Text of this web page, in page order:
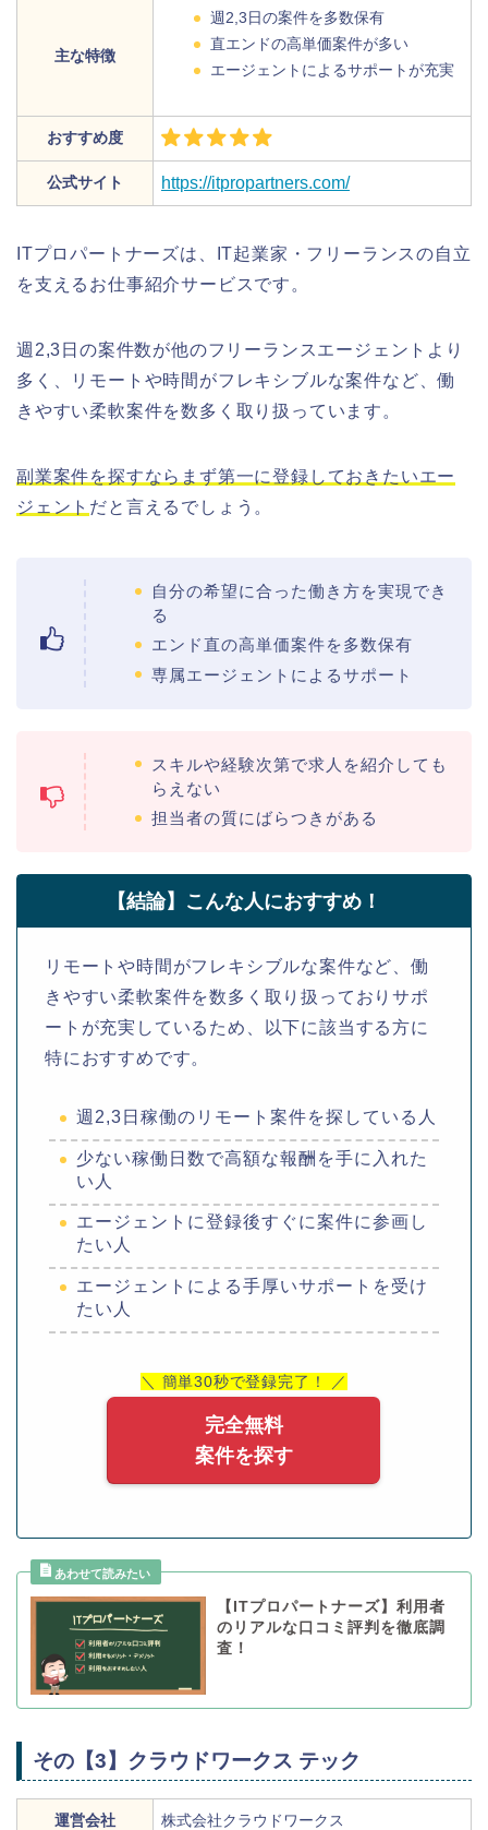
主な特徴
週2,3日の案件を多数保有
直エンドの高単価案件が多い
エージェントによるサポートが充実
おすすめ度
公式サイト https://itpropartners.com/
ITプロパートナーズは、IT起業家・フリーランスの自立
を支えるお仕事紹介サービスです。
週2,3日の案件数が他のフリーランスエージェントより
多く、リモートや時間がフレキシブルな案件など、働
きやすい柔軟案件を数多く取り扱っています。
副業案件を探すならまず第一に登録しておきたいエー
ジェント だと言えるでしょう。
自分の希望に合った働き方を実現でき
る
エンド直の高単価案件を多数保有
専属エージェントによるサポート
スキルや経験次第で求人を紹介しても
らえない
担当者の質にばらつきがある
【結論】こんな人におすすめ！
リモートや時間がフレキシブルな案件など、働
きやすい柔軟案件を数多く取り扱っておりサポ
ートが充実しているため、以下に該当する方に
特におすすめです。
週2,3日稼働のリモート案件を探している人
少ない稼働日数で高額な報酬を手に入れた
い人
エージェントに登録後すぐに案件に参画し
たい人
エージェントによる手厚いサポートを受け
たい人
＼ 簡単30秒で登録完了！ ／
完全無料
案件を探す
【ITプロパートナーズ】利用者
のリアルな口コミ評判を徹底調
査！
その【3】クラウドワークス テック
運営会社 株式会社クラウドワークス